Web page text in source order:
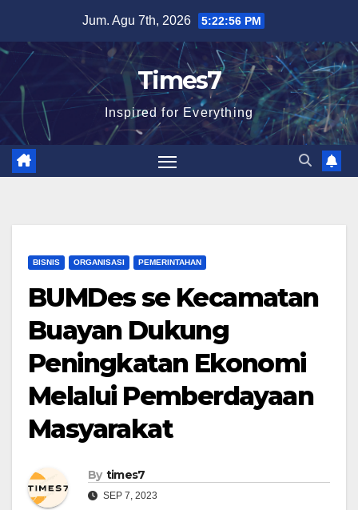
content
Jum. Agu 7th, 2026 5:22:58 PM
Times7
Inspired for Everything
BISNIS ORGANISASI PEMERINTAHAN
BUMDes se Kecamatan
Buayan Dukung
Peningkatan Ekonomi
Melalui Pemberdayaan
Masyarakat
By times7
SEP 7, 2023